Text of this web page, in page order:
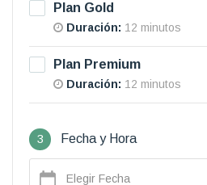
Plan Gold
Duración: 12 minutos
Plan Premium
Duración: 12 minutos
3 Fecha y Hora